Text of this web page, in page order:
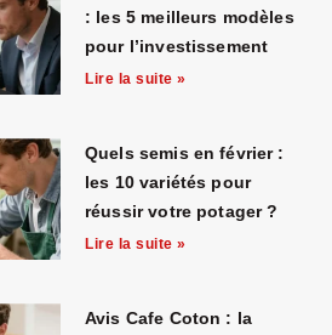
: les 5 meilleurs modèles
pour l’investissement
Lire la suite »
Quels semis en février :
les 10 variétés pour
réussir votre potager ?
Lire la suite »
Avis Cafe Coton : la